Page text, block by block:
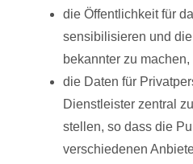
die Öffentlichkeit für
sensibilisieren und
bekannter zu machen,
die Daten für
Dienstleister zentral
stellen, so dass die
verschiedenen